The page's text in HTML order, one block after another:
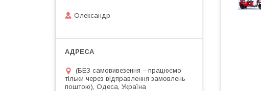
Олександр
(БЕЗ самовивезення – працюємо
тільки через відправлення замовлень
поштою), Одеса, Україна